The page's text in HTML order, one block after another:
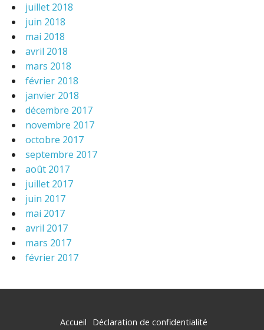
juillet 2018
juin 2018
mai 2018
avril 2018
mars 2018
février 2018
janvier 2018
décembre 2017
novembre 2017
octobre 2017
septembre 2017
août 2017
juillet 2017
juin 2017
mai 2017
avril 2017
mars 2017
février 2017
Accueil Déclaration de confidentialité